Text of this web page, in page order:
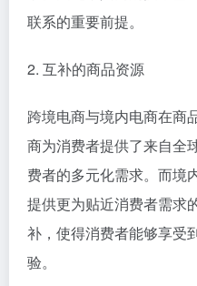
联系的重要前提。
2. 互补的商品资源
跨境电商与境内电商在商
商为消费者提供了来自全
费者的多元化需求。而境
提供更为贴近消费者需求
补，使得消费者能够享受
验。